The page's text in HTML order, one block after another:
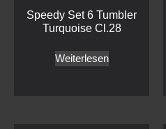
Speedy Set 6 Tumbler
Turquoise Cl.28
Weiterlesen